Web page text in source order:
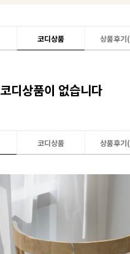
코디상품 상품후기(
코디상품이 없습니다
코디상품 상품후기(